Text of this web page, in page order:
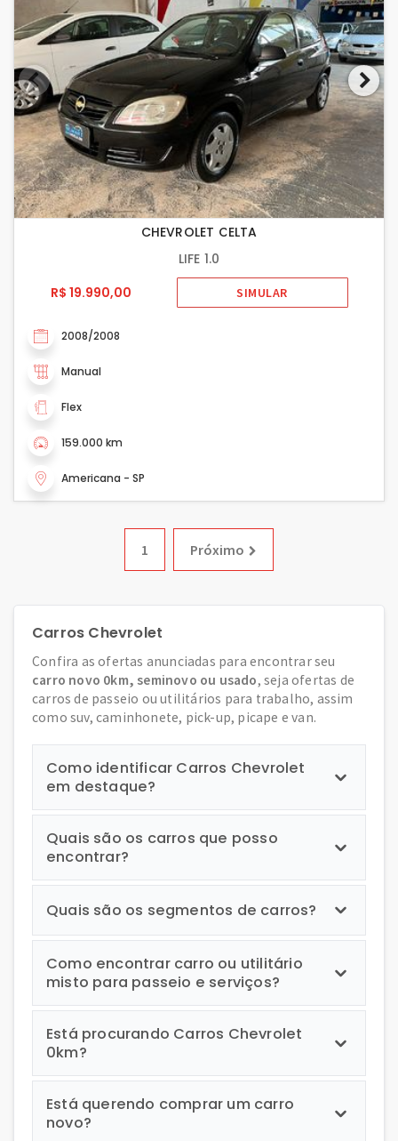
CHEVROLET CELTA
LIFE 1.0
R$ 19.990,00
SIMULAR
2008/2008
Manual
Flex
159.000 km
Americana - SP
1 Próximo
Carros Chevrolet
Confira as ofertas anunciadas para encontrar seu
carro novo 0km, seminovo ou usado, seja ofertas de
carros de passeio ou utilitários para trabalho, assim
como suv, caminhonete, pick-up, picape e van.
Como identificar Carros Chevrolet
em destaque?
Quais são os carros que posso
encontrar?
Quais são os segmentos de carros?
Como encontrar carro ou utilitário
misto para passeio e serviços?
Está procurando Carros Chevrolet
0km?
Está querendo comprar um carro
novo?